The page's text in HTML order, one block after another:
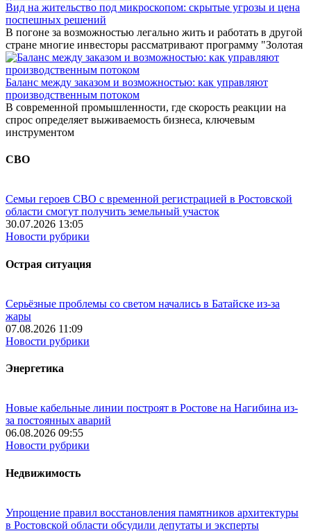
Вид на жительство под микроскопом: скрытые угрозы и цена
поспешных решений
В погоне за возможностью легально жить и работать в другой
стране многие инвесторы рассматривают программу "Золотая
Баланс между заказом и возможностью: как управляют
производственным потоком
В современной промышленности, где скорость реакции на
спрос определяет выживаемость бизнеса, ключевым
инструментом
СВО
Семьи героев СВО с временной регистрацией в Ростовской
области смогут получить земельный участок
30.07.2026 13:05
Новости рубрики
Острая ситуация
Серьёзные проблемы со светом начались в Батайске из-за
жары
07.08.2026 11:09
Новости рубрики
Энергетика
Новые кабельные линии построят в Ростове на Нагибина из-
за постоянных аварий
06.08.2026 09:55
Новости рубрики
Недвижимость
Упрощение правил восстановления памятников архитектуры
в Ростовской области обсудили депутаты и эксперты